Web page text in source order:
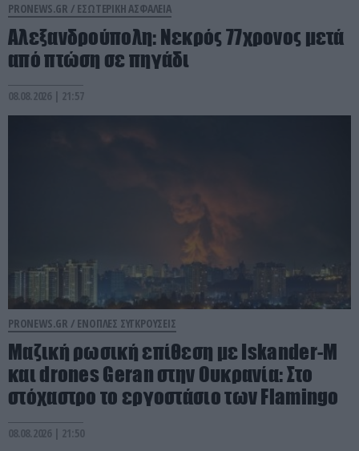
PRONEWS.GR / ΕΣΩΤΕΡΙΚΗ ΑΣΦΑΛΕΙΑ
Αλεξανδρούπολη: Νεκρός 77χρονος μετά
από πτώση σε πηγάδι
08.08.2026 | 21:57
PRONEWS.GR / ΕΝΟΠΛΕΣ ΣΥΓΚΡΟΥΣΕΙΣ
Μαζική ρωσική επίθεση με Iskander-M
και drones Geran στην Ουκρανία: Στο
στόχαστρο το εργοστάσιο των Flamingo
08.08.2026 | 21:50